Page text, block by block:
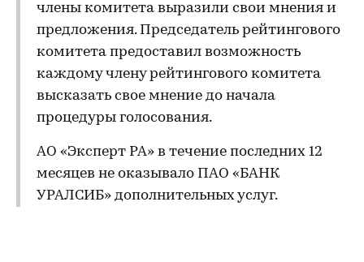
члены комитета выразили свои мнения и
предложения. Председатель рейтингового
комитета предоставил возможность
каждому члену рейтингового комитета
высказать свое мнение до начала
процедуры голосования.
АО «Эксперт РА» в течение последних 12
месяцев не оказывало ПАО «БАНК
УРАЛСИБ» дополнительных услуг.